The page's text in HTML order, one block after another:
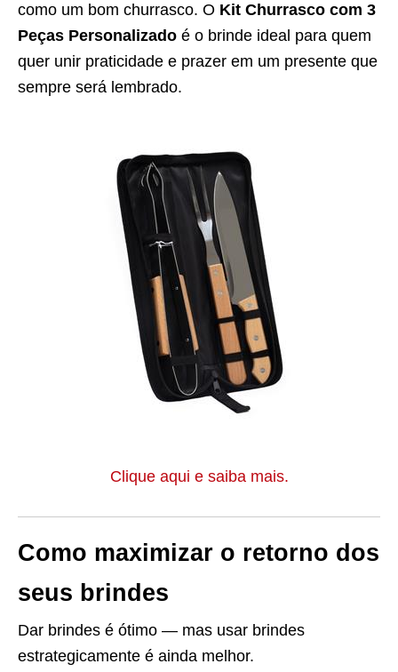
como um bom churrasco. O Kit Churrasco com 3
Peças Personalizado é o brinde ideal para quem
quer unir praticidade e prazer em um presente que
sempre será lembrado.
Clique aqui e saiba mais.
Como maximizar o retorno dos
seus brindes
Dar brindes é ótimo — mas usar brindes
estrategicamente é ainda melhor.